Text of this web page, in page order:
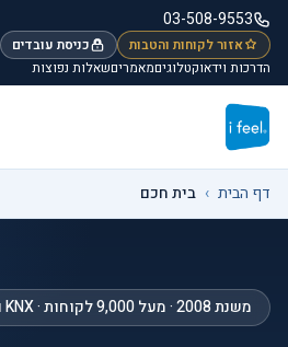
דלג לתוכן הראשי
03-508-9553
אזור לקוחות והטבות כניסת עובדים
הדרכות וידאוקטלוגיםמאמריםשאלות נפוצות
דף הבית › בית חכם
משנת 2008 · מעל 9,000 לקוחות · KNX ובית חכם